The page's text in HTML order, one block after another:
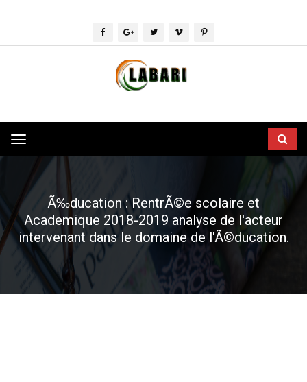
Toggle
navigation
Ã‰ducation : RentrÃ©e scolaire et
Academique 2018-2019 analyse de l'acteur
intervenant dans le domaine de l'Ã©ducation.